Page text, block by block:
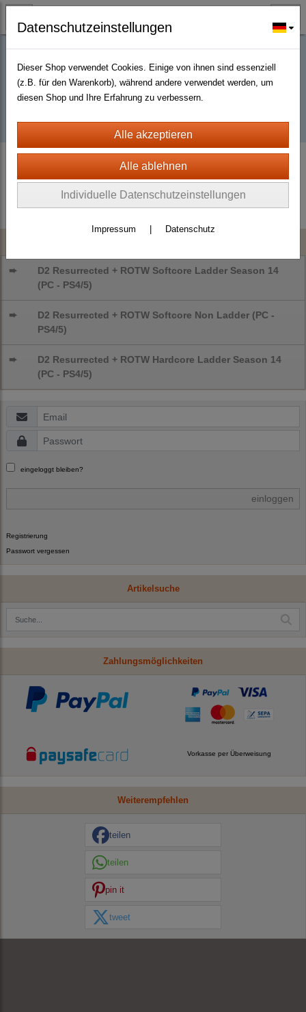
Buy D2R items | Diablo 2 Resurrected |
D2km
➨
D2 Resurrected + ROTW Softcore Ladder Season 14
(PC - PS4/5)
➨
D2 Resurrected + ROTW Softcore Non Ladder (PC -
PS4/5)
➨
D2 Resurrected + ROTW Hardcore Ladder Season 14
(PC - PS4/5)
eingeloggt bleiben?
einloggen
Registrierung
Passwort vergessen
Artikelsuche
Zahlungsmöglichkeiten
Vorkasse per Überweisung
Weiterempfehlen
teilen
teilen
pin it
tweet
Datenschutzeinstellungen
Dieser Shop verwendet Cookies. Einige von ihnen sind essenziell
(z.B. für den Warenkorb), während andere verwendet werden, um
diesen Shop und Ihre Erfahrung zu verbessern.
Individuelle Datenschutzeinstellungen
Impressum Datenschutz